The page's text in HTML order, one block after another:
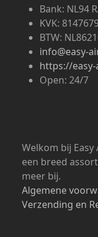
Bank: NL94
KVK:
BTW:
info@easy-
https://
Open: 24/7
Welkom bij
een breed
meer bij.
Algemene
Verzending en